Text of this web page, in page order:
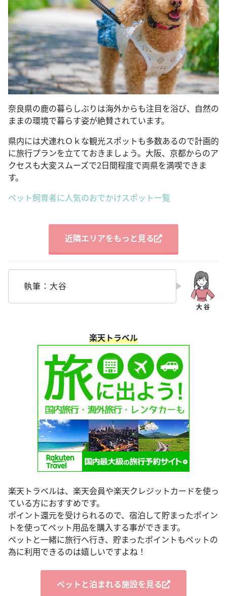
奈良県の鹿の暮らしぶりは海外からも注目を浴び、自然の
ままの環境で暮らす姿が絶賛されています。
県内には犬連れＯｋな観光スポットも多数あるので計画的
に旅行プランを立てておきましょう。大阪、京都からのア
クセスも大変スムーズで2日間程度で両県を満喫できま
す。
ペット飼育者に人気のおでかけスポット一覧
近隣エリアをもっと見る
執筆：大谷
楽天トラベル
楽天トラベルは、楽天会員や楽天クレジットカードを使っ
ている方におすすめです。
ポイント還元を受けられるので、宿泊して貯まったポイン
トを使ってペット用品を購入する事ができます。
ペットと一緒に旅行へ行き、貯まったポイントもペットの
為に利用できるのは嬉しいですよね！
ペットと泊まれる施設を見る